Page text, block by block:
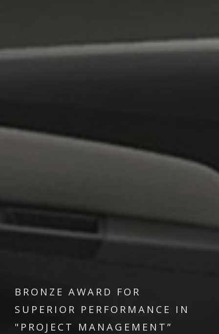
BRONZE AWARD FOR
SUPERIOR PERFORMANCE IN
"PROJECT MANAGEMENT”